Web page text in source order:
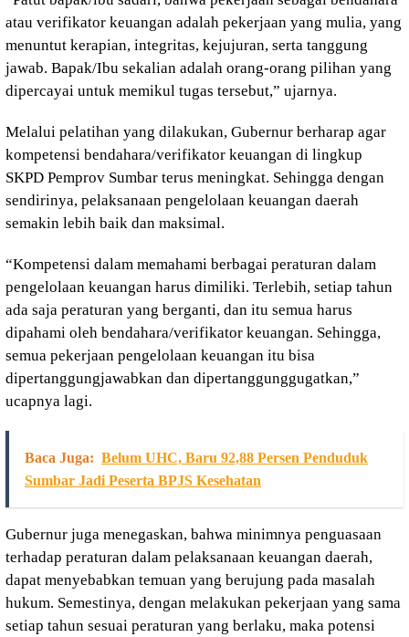
atau verifikator keuangan adalah pekerjaan yang mulia, yang
menuntut kerapian, integritas, kejujuran, serta tanggung
jawab. Bapak/Ibu sekalian adalah orang-orang pilihan yang
dipercayai untuk memikul tugas tersebut,” ujarnya.
Melalui pelatihan yang dilakukan, Gubernur berharap agar
kompetensi bendahara/verifikator keuangan di lingkup
SKPD Pemprov Sumbar terus meningkat. Sehingga dengan
sendirinya, pelaksanaan pengelolaan keuangan daerah
semakin lebih baik dan maksimal.
“Kompetensi dalam memahami berbagai peraturan dalam
pengelolaan keuangan harus dimiliki. Terlebih, setiap tahun
ada saja peraturan yang berganti, dan itu semua harus
dipahami oleh bendahara/verifikator keuangan. Sehingga,
semua pekerjaan pengelolaan keuangan itu bisa
dipertanggungjawabkan dan dipertanggunggugatkan,”
ucapnya lagi.
Baca Juga: Belum UHC, Baru 92,88 Persen Penduduk
Sumbar Jadi Peserta BPJS Kesehatan
Gubernur juga menegaskan, bahwa minimnya penguasaan
terhadap peraturan dalam pelaksanaan keuangan daerah,
dapat menyebabkan temuan yang berujung pada masalah
hukum. Semestinya, dengan melakukan pekerjaan yang sama
setiap tahun sesuai peraturan yang berlaku, maka potensi